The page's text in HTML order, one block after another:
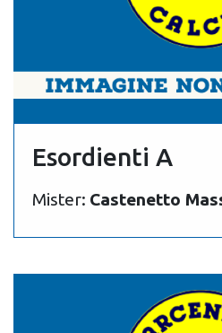
Esordienti A
Mister: Castenetto